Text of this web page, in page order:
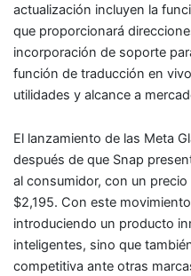
actualización incluyen la
que proporcionará
incorporación de soporte
función de traducción en
utilidades y alcance a
El lanzamiento de las Meta
después de que Snap
al consumidor, con un
$2,195. Con este
introduciendo un producto
inteligentes, sino que
competitiva ante otras